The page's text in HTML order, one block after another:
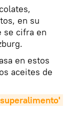
en su
se cifra en
en estos
aceites de